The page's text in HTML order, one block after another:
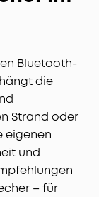
Bluetooth-
die
Strand oder
eigenen
und
– für